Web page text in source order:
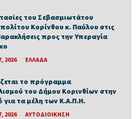
του Σεβασμιωτάτου
Κορίνθου κ. Παύλου στις
προς την Υπεραγία
2026 ΕΛΛΑΔΑ
το πρόγραμμα
του Δήμου Κορινθίων στην
για τα μέλη των Κ.Α.Π.Η.
2026 ΑΥΤΟΔΙΟΙΚΗΣΗ